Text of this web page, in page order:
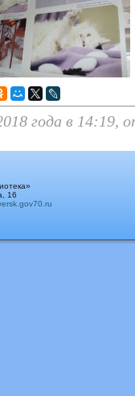
года в 14:19,
16